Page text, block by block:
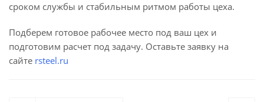
сроком службы и стабильным ритмом работы цеха.
Подберем готовое рабочее место под ваш цех и
подготовим расчет под задачу. Оставьте заявку на
сайте rsteel.ru